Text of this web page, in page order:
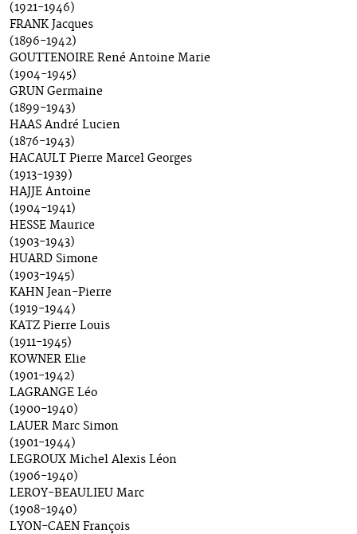
(1921-1946)
FRANK Jacques
(1896-1942)
GOUTTENOIRE René Antoine Marie
(1904-1945)
GRUN Germaine
(1899-1943)
HAAS André Lucien
(1876-1943)
HACAULT Pierre Marcel Georges
(1913-1939)
HAJJE Antoine
(1904-1941)
HESSE Maurice
(1903-1943)
HUARD Simone
(1903-1945)
KAHN Jean-Pierre
(1919-1944)
KATZ Pierre Louis
(1911-1945)
KOWNER Elie
(1901-1942)
LAGRANGE Léo
(1900-1940)
LAUER Marc Simon
(1901-1944)
LEGROUX Michel Alexis Léon
(1906-1940)
LEROY-BEAULIEU Marc
(1908-1940)
LYON-CAEN François